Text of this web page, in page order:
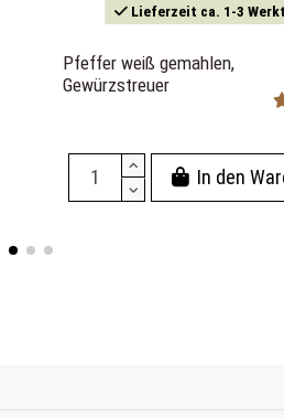
Lieferzeit ca. 1-3
Pfeffer weiß gemahlen,
Gewürzstreuer
In den